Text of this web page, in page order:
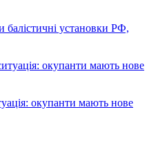
установки РФ,
окупанти мають нове